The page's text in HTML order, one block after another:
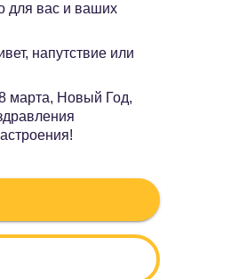
для вас и ваших
напутствие или
марта, Новый Год,